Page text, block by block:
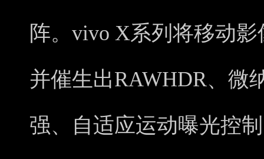
阵。vivo X系列将移动
并催生出RAWHDR、微
强、自适应运动曝光控